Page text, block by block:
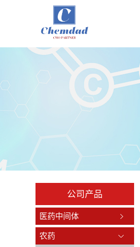
公司产品
医药中间体
农药